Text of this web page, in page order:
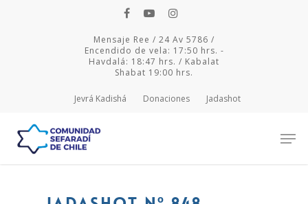
Mensaje Ree / 24 Av 5786 /
Encendido de vela: 17:50 hrs. -
Havdalá: 18:47 hrs. / Kabalat
Shabat 19:00 hrs.
Jevrá Kadishá Donaciones Jadashot
Hit enter to search or ESC to close